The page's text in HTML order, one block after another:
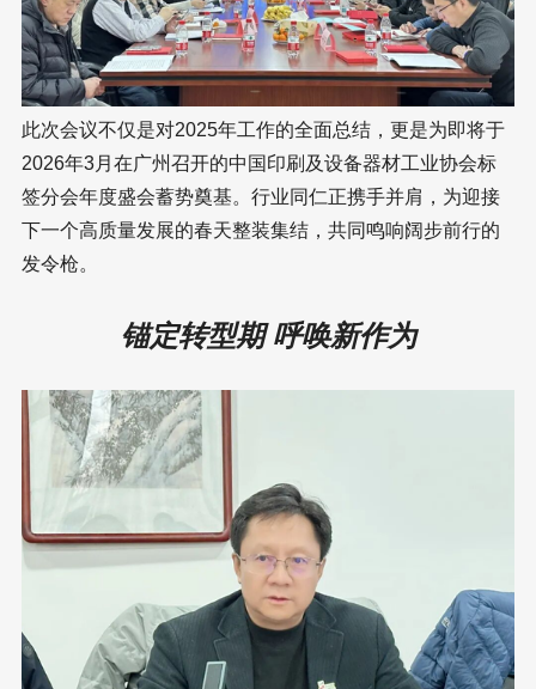
此次会议不仅是对2025年工作的全面总结，更是为即将于
2026年3月在广州召开的中国印刷及设备器材工业协会标
签分会年度盛会蓄势奠基。行业同仁正携手并肩，为迎接
下一个高质量发展的春天整装集结，共同鸣响阔步前行的
发令枪。
锚定转型期 呼唤新作为